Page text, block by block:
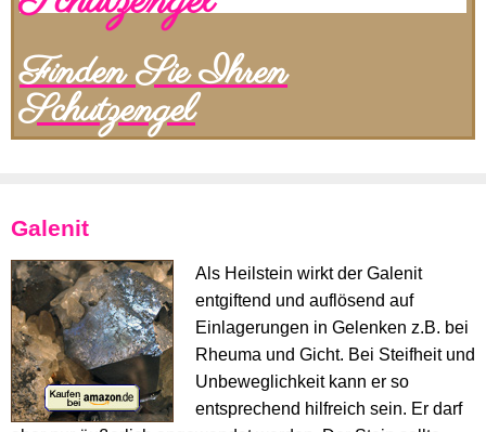
Finden Sie Ihren
Schutzengel
Galenit
Als Heilstein wirkt der Galenit
entgiftend und auflösend auf
Einlagerungen in Gelenken z.B. bei
Rheuma und Gicht. Bei Steifheit und
Unbeweglichkeit kann er so
entsprechend hilfreich sein. Er darf